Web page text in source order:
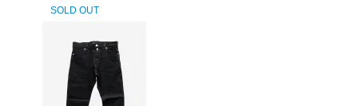
SOLD OUT